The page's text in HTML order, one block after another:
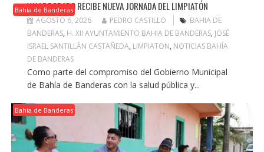
Bahía de Banderas
VALLE DORADO RECIBE NUEVA JORNADA DEL LIMPIATÓN
AGOSTO 6, 2026 PEDRO CASTILLO
BAHIA DE
BANDERAS, H. XII AYUNTAMIENTO BAHIA DE BANDERAS, JOSÉ
ISRAEL SANTILLÁN CASTAÑEDA, LIMPIATON, NOTICIAS BAHÍA
DE BANDERAS
Como parte del compromiso del Gobierno Municipal
de Bahía de Banderas con la salud pública y...
Bahía de Banderas